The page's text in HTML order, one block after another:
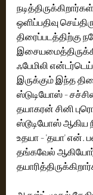
ஒளிப்பதிவு
திரைப்படத்திற்கு
ஃபேமிலி
இருக்கும் இந்த
ஸ்டுடியோஸ் -
தயாகரன் சினி
ஸ்டூடியோஸ் ஆகிய
உதயா - 'தயா' என்.
தங்கவேல்